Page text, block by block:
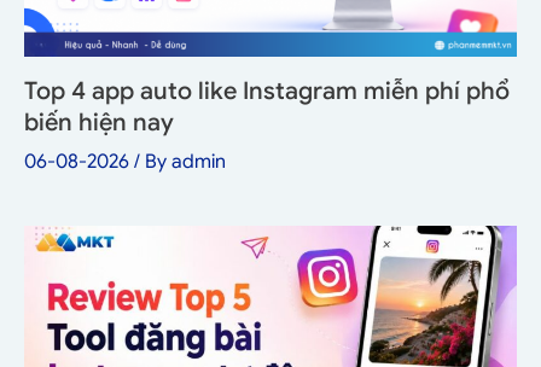
Top 4 app auto like Instagram miễn phí phổ
biến hiện nay
06-08-2026 / By admin